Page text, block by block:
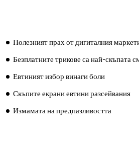
Полезният прах от дигиталния
Безплатните трикове са най-скъпата
Евтиният избор винаги боли
Скъпите екрани евтини разсейвания
Измамата на предпазливостта